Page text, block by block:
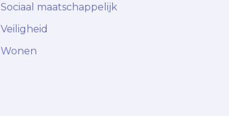
Sociaal maatschappelijk
Veiligheid
Wonen